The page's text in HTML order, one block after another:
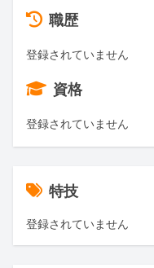
職歴
登録されていません
資格
登録されていません
特技
登録されていません